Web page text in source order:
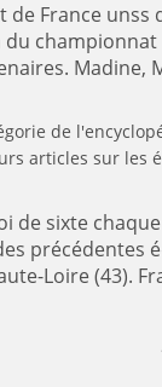
de France unss
Madine,
articles sur les
précédentes
Jeures, Haute-Loire